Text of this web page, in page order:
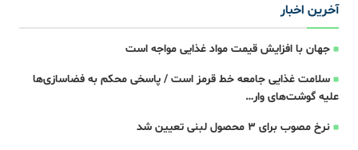
آخرین اخبار
جهان با افزایش قیمت مواد غذایی مواجه است
سلامت غذایی جامعه خط قرمز است / پاسخی محکم به فضاسازی‌ها
علیه گوشت‌های وار…
نرخ مصوب برای ۳ محصول لبنی تعیین شد